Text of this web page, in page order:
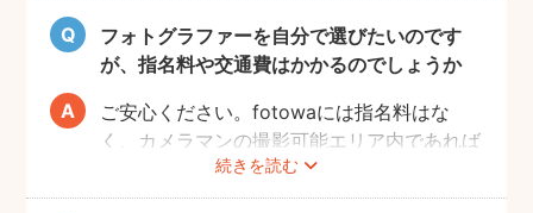
フォトグラファーを自分で選びたいのです
が、指名料や交通費はかかるのでしょうか
続きを読む
ご安心ください。fotowaには指名料はな
く、カメラマンの撮影可能エリア内であれば
交通費も一切かかりません。
自己PRやポートフォリオから、お好きなプ